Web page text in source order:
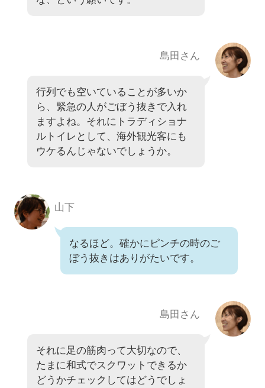
島田さん
行列でも空いていることが多いか
ら、緊急の人がごぼう抜きで入れ
ますよね。それにトラディショナ
ルトイレとして、海外観光客にも
ウケるんじゃないでしょうか。
山下
なるほど。確かにピンチの時のご
ぼう抜きはありがたいです。
島田さん
それに足の筋肉って大切なので、
たまに和式でスクワットできるか
どうかチェックしてはどうでしょ